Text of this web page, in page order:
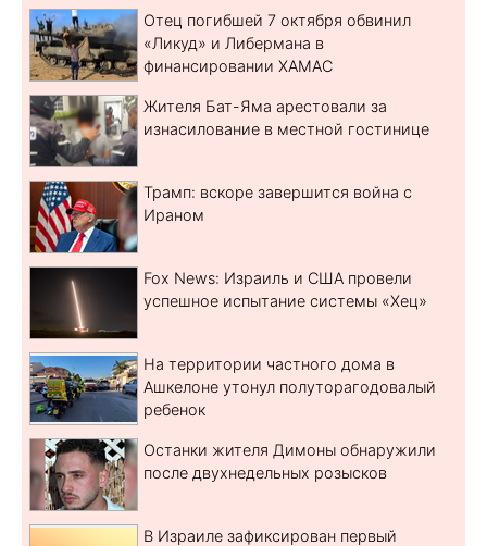
Отец погибшей 7 октября обвинил
«Ликуд» и Либермана в
финансировании ХАМАС
Жителя Бат-Яма арестовали за
изнасилование в местной гостинице
Трамп: вскоре завершится война с
Ираном
Fox News: Израиль и США провели
успешное испытание системы «Хец»
На территории частного дома в
Ашкелоне утонул полуторагодовалый
ребенок
Останки жителя Димоны обнаружили
после двухнедельных розысков
В Израиле зафиксирован первый